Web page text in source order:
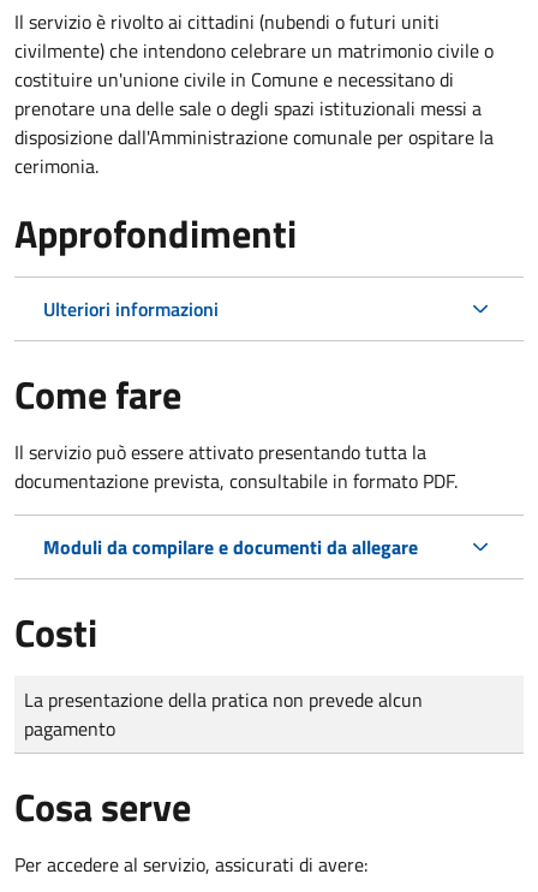
Il servizio è rivolto ai cittadini (nubendi o futuri uniti
civilmente) che intendono celebrare un matrimonio civile o
costituire un'unione civile in Comune e necessitano di
prenotare una delle sale o degli spazi istituzionali messi a
disposizione dall'Amministrazione comunale per ospitare la
cerimonia.
Approfondimenti
Ulteriori informazioni
Come fare
Il servizio può essere attivato presentando tutta la
documentazione prevista, consultabile in formato PDF.
Moduli da compilare e documenti da allegare
Costi
Tipo di pagamento
Importo
La presentazione della pratica non prevede alcun
pagamento
Cosa serve
Per accedere al servizio, assicurati di avere: